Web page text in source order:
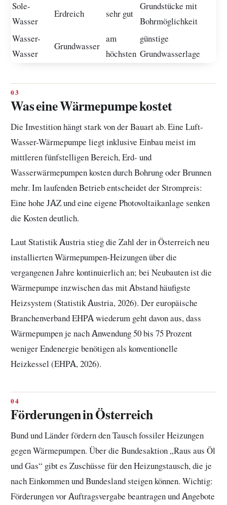
Sole-
Wasser
Erdreich sehr gut
Grundstücke mit
Bohrmöglichkeit
Wasser-
Wasser
Grundwasser
am
höchsten
günstige
Grundwasserlage
Was eine Wärmepumpe kostet
Die Investition hängt stark von der Bauart ab. Eine Luft-
Wasser-Wärmepumpe liegt inklusive Einbau meist im
mittleren fünfstelligen Bereich, Erd- und
Wasserwärmepumpen kosten durch Bohrung oder Brunnen
mehr. Im laufenden Betrieb entscheidet der Strompreis:
Eine hohe JAZ und eine eigene Photovoltaikanlage senken
die Kosten deutlich.
Laut Statistik Austria stieg die Zahl der in Österreich neu
installierten Wärmepumpen-Heizungen über die
vergangenen Jahre kontinuierlich an; bei Neubauten ist die
Wärmepumpe inzwischen das mit Abstand häufigste
Heizsystem (Statistik Austria, 2026). Der europäische
Branchenverband EHPA wiederum geht davon aus, dass
Wärmepumpen je nach Anwendung 50 bis 75 Prozent
weniger Endenergie benötigen als konventionelle
Heizkessel (EHPA, 2026).
Förderungen in Österreich
Bund und Länder fördern den Tausch fossiler Heizungen
gegen Wärmepumpen. Über die Bundesaktion „Raus aus Öl
und Gas“ gibt es Zuschüsse für den Heizungstausch, die je
nach Einkommen und Bundesland steigen können. Wichtig:
Förderungen vor Auftragsvergabe beantragen und Angebote